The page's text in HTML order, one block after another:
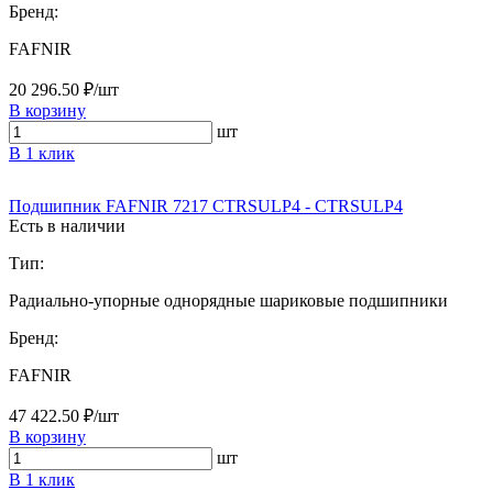
Бренд:
FAFNIR
20 296.50 ₽/шт
В корзину
шт
В 1 клик
Подшипник FAFNIR 7217 CTRSULP4 - CTRSULP4
Есть в наличии
Тип:
Радиально-упорные однорядные шариковые подшипники
Бренд:
FAFNIR
47 422.50 ₽/шт
В корзину
шт
В 1 клик